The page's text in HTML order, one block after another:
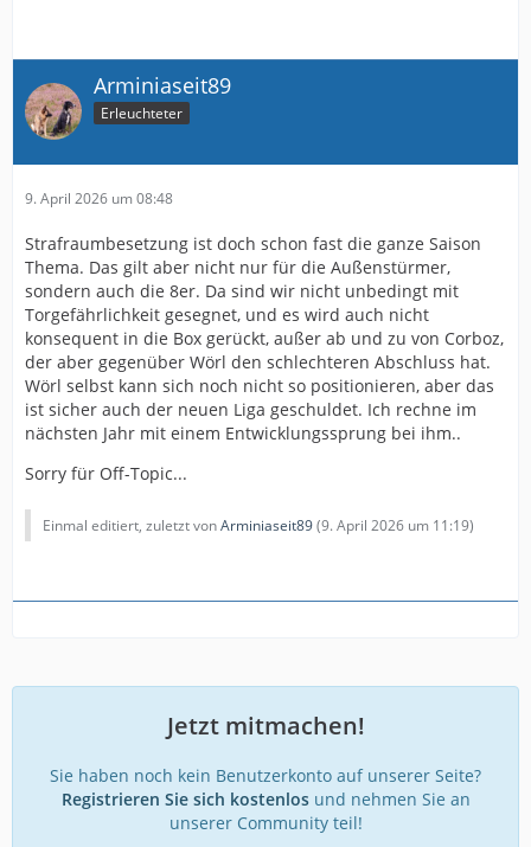
Arminiaseit89
Erleuchteter
9. April 2026 um 08:48
Strafraumbesetzung ist doch schon fast die ganze Saison
Thema. Das gilt aber nicht nur für die Außenstürmer,
sondern auch die 8er. Da sind wir nicht unbedingt mit
Torgefährlichkeit gesegnet, und es wird auch nicht
konsequent in die Box gerückt, außer ab und zu von Corboz,
der aber gegenüber Wörl den schlechteren Abschluss hat.
Wörl selbst kann sich noch nicht so positionieren, aber das
ist sicher auch der neuen Liga geschuldet. Ich rechne im
nächsten Jahr mit einem Entwicklungssprung bei ihm..
Sorry für Off-Topic...
Einmal editiert, zuletzt vonArminiaseit89(9. April 2026 um 11:19)
Jetzt mitmachen!
Sie haben noch kein Benutzerkonto auf unserer Seite?
Registrieren Sie sich kostenlosund nehmen Sie an
unserer Community teil!